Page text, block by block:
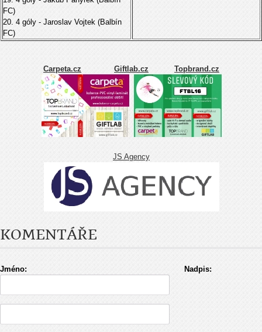
FC)
20. 4 góly - Jaroslav Vojtek (Balbín
FC)
Carpeta.cz Giftlab.cz Topbrand.cz
JS Agency
KOMENTÁŘE
Jméno: Nadpis: